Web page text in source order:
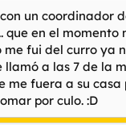
un coordinador
que en el momento
fui del curro ya
llamó a las 7 de la
me fuera a su casa
por culo. :D